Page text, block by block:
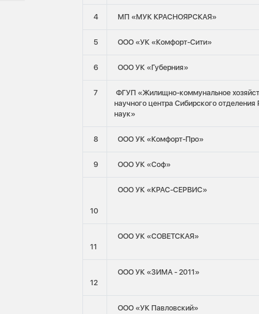
4 МП «МУК КРАСНОЯРСКАЯ»
5 ООО «УК «Комфорт-Сити»
6 ООО УК «Губерния»
7
ФГУП «Жилищно-коммунальное
научного центра Сибирского
наук»
8 ООО УК «Комфорт-Про»
9 ООО УК «Соф»
10
ООО УК «КРАС-СЕРВИС»
11
ООО УК «СОВЕТСКАЯ»
12
ООО УК «ЗИМА - 2011»
ООО «УК Павловский»